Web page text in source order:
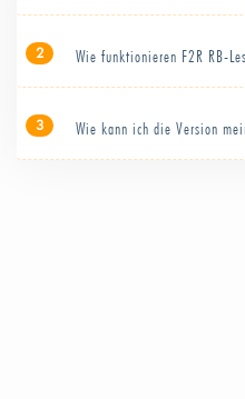
2 Wie funktionieren F2R RB-
3 Wie kann ich die Version